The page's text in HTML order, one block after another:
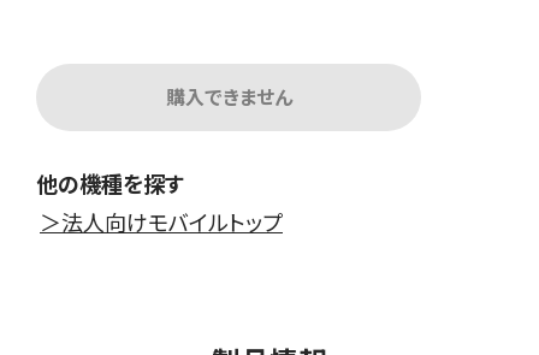
購入できません
他の機種を探す
＞法人向けモバイルトップ